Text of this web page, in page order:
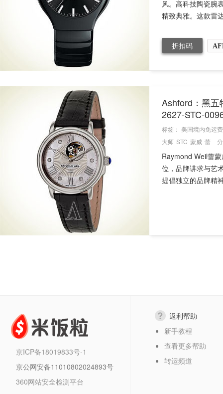
风。高科技陶瓷腕
精致典雅。这款雷
折扣码
Ashford：黑五
2627-STC-
标签： 美国境内免运费
大师 STC 蒙威 蕾
Raymond Weil蕾
位，品牌讲求与艺
提倡独立的品牌精
京ICP备18019833号-1
京公网安备11010802024893号
360网站安全检测平台
返利帮助
新手教程
查看更多帮助
转运频道